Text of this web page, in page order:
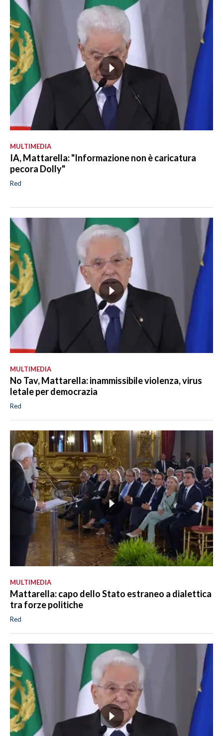
MULTIMEDIA
IA, Mattarella: "Informazione non è caricatura
pecora Dolly"
Red
MULTIMEDIA
No Tav, Mattarella: inammissibile violenza, virus
letale per democrazia
Red
MULTIMEDIA
Mattarella: capo dello Stato estraneo a dialettica
tra forze politiche
Red